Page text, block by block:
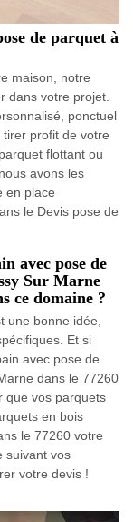
de parquet à
maison, notre
dans votre projet.
ponctuel
profit de votre
flottant ou
avons les
en place
le Devis pose de
avec pose de
Sur Marne
ce domaine ?
une bonne idée,
Et si
avec pose de
dans le 77260
que vos parquets
en bois
le 77260 votre
suivant vos
votre devis !